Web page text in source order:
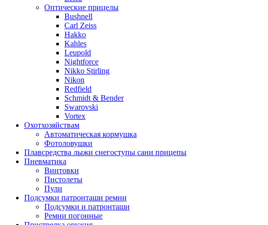
Оптические прицелы
Bushnell
Carl Zeiss
Hakko
Kahles
Leupold
Nightforce
Nikko Stirling
Nikon
Redfield
Schmidt & Bender
Swarovski
Vortex
Охотхозяйствам
Автоматическая кормушка
Фотоловушки
Плавсредства лыжи снегоступы сани прицепы
Пневматика
Винтовки
Пистолеты
Пули
Подсумки патронташи ремни
Подсумки и патронташи
Ремни погонные